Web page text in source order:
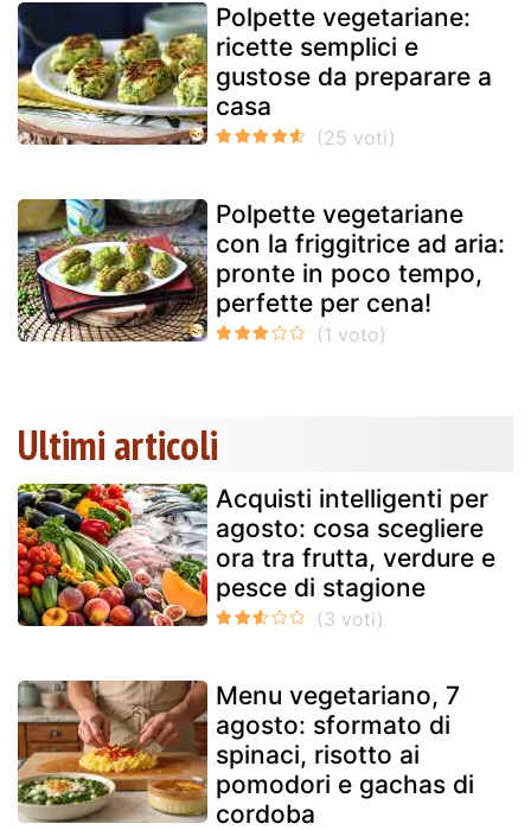
Polpette vegetariane:
ricette semplici e
gustose da preparare a
casa
Polpette vegetariane
con la friggitrice ad aria:
pronte in poco tempo,
perfette per cena!
Ultimi articoli
Acquisti intelligenti per
agosto: cosa scegliere
ora tra frutta, verdure e
pesce di stagione
Menu vegetariano, 7
agosto: sformato di
spinaci, risotto ai
pomodori e gachas di
cordoba